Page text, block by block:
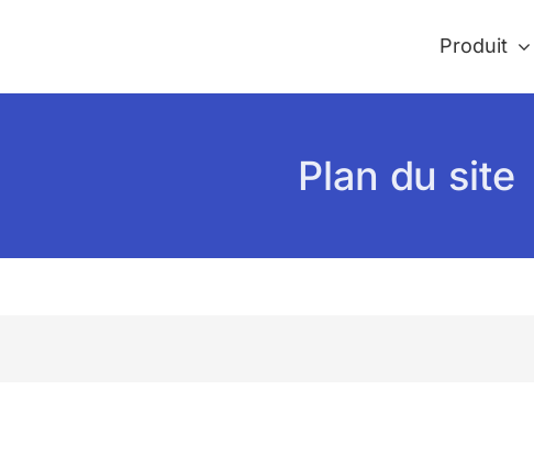
Produit
Plan du site